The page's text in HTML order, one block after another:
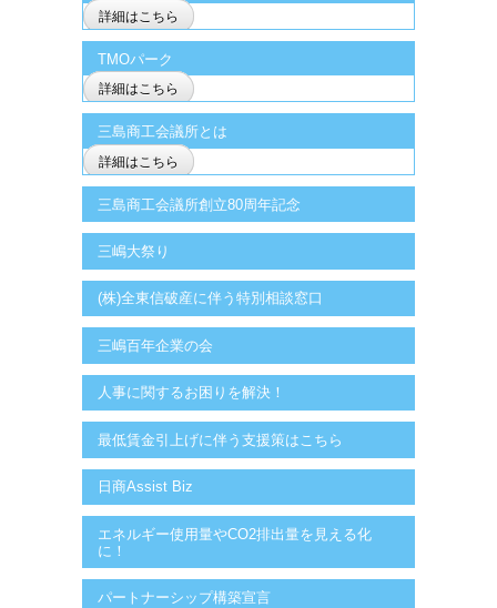
詳細はこちら
TMOパーク
詳細はこちら
三島商工会議所とは
詳細はこちら
三島商工会議所創立80周年記念
三嶋大祭り
(株)全東信破産に伴う特別相談窓口
三嶋百年企業の会
人事に関するお困りを解決！
最低賃金引上げに伴う支援策はこちら
日商Assist Biz
エネルギー使用量やCO2排出量を見える化
に！
パートナーシップ構築宣言